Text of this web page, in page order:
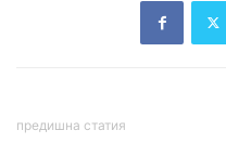
предишна статия